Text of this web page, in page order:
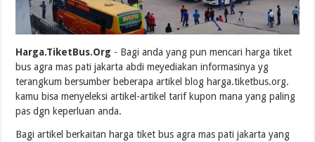
Harga.TiketBus.Org - Bagi anda yang pun mencari harga tiket
bus agra mas pati jakarta abdi meyediakan informasinya yg
terangkum bersumber beberapa artikel blog harga.tiketbus.org.
kamu bisa menyeleksi artikel-artikel tarif kupon mana yang paling
pas dgn keperluan anda.
Bagi artikel berkaitan harga tiket bus agra mas pati jakarta yang